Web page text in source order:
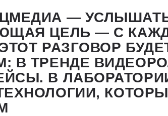
—
ЦЕЛЬ — ​С
РАЗГОВОР
В ТРЕНДЕ
В